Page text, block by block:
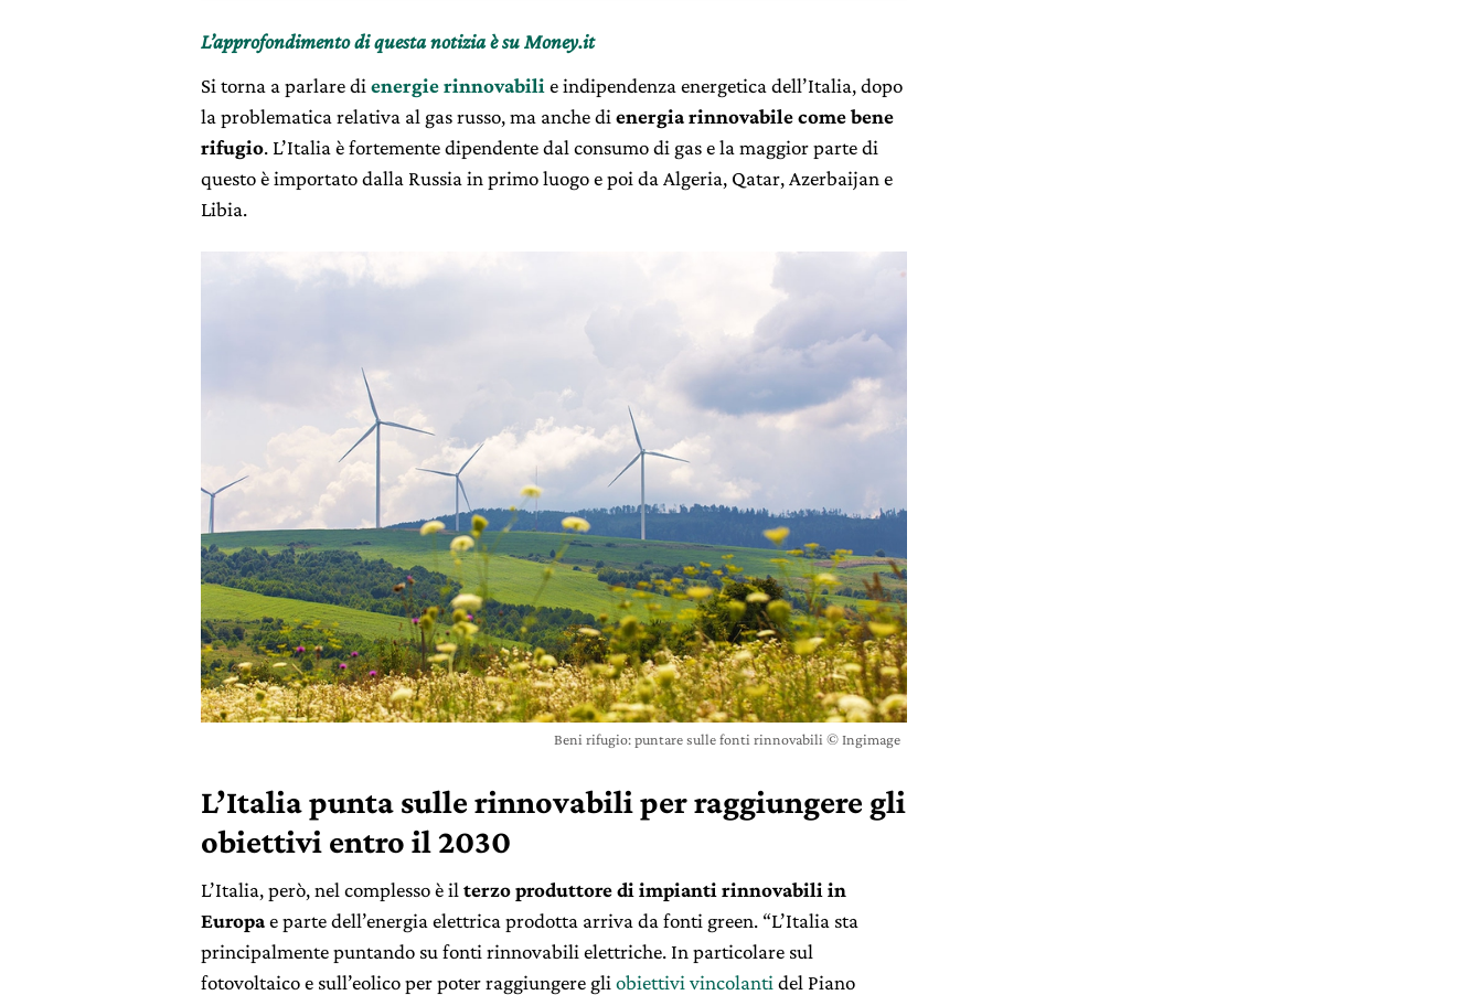
L’approfondimento di questa notizia è su Money.it
Si torna a parlare di energie rinnovabili e indipendenza energetica dell’Italia, dopo
la problematica relativa al gas russo, ma anche di energia rinnovabile come bene
rifugio. L’Italia è fortemente dipendente dal consumo di gas e la maggior parte di
questo è importato dalla Russia in primo luogo e poi da Algeria, Qatar, Azerbaijan e
Libia.
Beni rifugio: puntare sulle fonti rinnovabili © Ingimage
L’Italia punta sulle rinnovabili per raggiungere gli
obiettivi entro il 2030
L’Italia, però, nel complesso è il terzo produttore di impianti rinnovabili in
Europae parte dell’energia elettrica prodotta arriva da fonti green. “L’Italia sta
principalmente puntando su fonti rinnovabili elettriche. In particolare sul
fotovoltaico e sull’eolico per poter raggiungere gli obiettivi vincolanti del Piano